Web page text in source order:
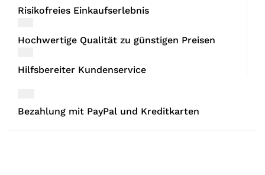
Risikofreies Einkaufserlebnis
Hochwertige Qualität zu günstigen Preisen
Hilfsbereiter Kundenservice
Bezahlung mit PayPal und Kreditkarten